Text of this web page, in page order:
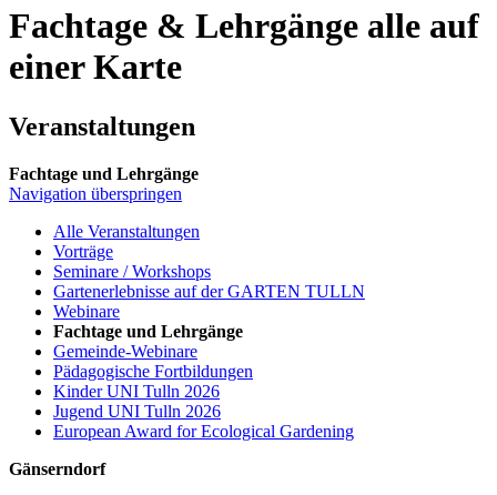
Fachtage & Lehrgänge alle auf
einer Karte
Veranstaltungen
Fachtage und Lehrgänge
Navigation überspringen
Alle Veranstaltungen
Vorträge
Seminare / Workshops
Gartenerlebnisse auf der GARTEN TULLN
Webinare
Fachtage und Lehrgänge
Gemeinde-Webinare
Pädagogische Fortbildungen
Kinder UNI Tulln 2026
Jugend UNI Tulln 2026
European Award for Ecological Gardening
Gänserndorf